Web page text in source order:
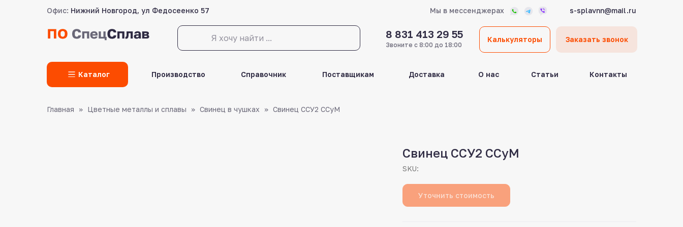
Офис: Нижний Новгород, ул Федосеенко 57 Мы в мессенджерах s-splavnn@mail.ru
Звоните с 8:00 до 18:00
LET'S GO! Производство
Калькуляторы Заказать звонок
Справочник Поставщикам Доставка О нас Статьи Контакты
8 831 413 29 55
Каталог
Главная Цветные металлы и сплавы Свинец в чушках Свинец ССУ2 ССуМ
Свинец ССУ2 ССуМ
SKU:
Уточнить стоимость